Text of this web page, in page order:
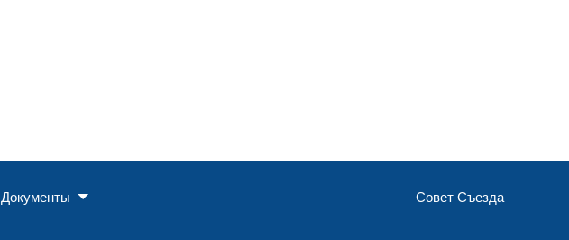
Документы Совет Съезда